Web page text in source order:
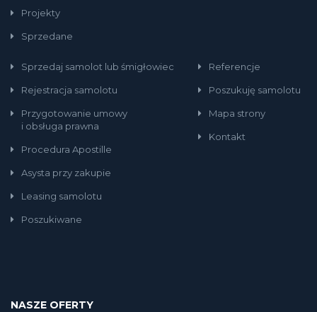
Projekty
Sprzedane
Sprzedaj samolot lub śmigłowiec
Rejestracja samolotu
Przygotowanie umowy
i obsługa prawna
Procedura Apostille
Asysta przy zakupie
Leasing samolotu
Poszukiwane
Referencje
Poszukuję samolotu
Mapa strony
Kontakt
NASZE OFERTY